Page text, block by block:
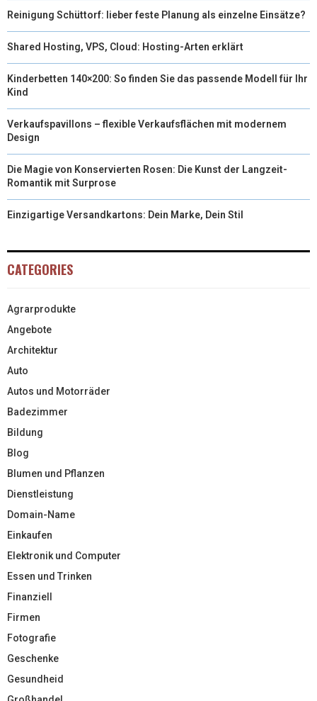
Reinigung Schüttorf: lieber feste Planung als einzelne Einsätze?
Shared Hosting, VPS, Cloud: Hosting-Arten erklärt
Kinderbetten 140×200: So finden Sie das passende Modell für Ihr
Kind
Verkaufspavillons – flexible Verkaufsflächen mit modernem
Design
Die Magie von Konservierten Rosen: Die Kunst der Langzeit-
Romantik mit Surprose
Einzigartige Versandkartons: Dein Marke, Dein Stil
CATEGORIES
Agrarprodukte
Angebote
Architektur
Auto
Autos und Motorräder
Badezimmer
Bildung
Blog
Blumen und Pflanzen
Dienstleistung
Domain-Name
Einkaufen
Elektronik und Computer
Essen und Trinken
Finanziell
Firmen
Fotografie
Geschenke
Gesundheid